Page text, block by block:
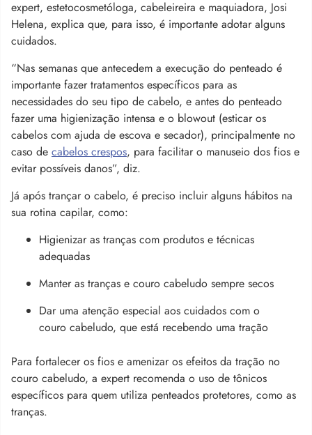
expert, estetocosmetóloga, cabeleireira e maquiadora, Josi
Helena, explica que, para isso, é importante adotar alguns
cuidados.
“Nas semanas que antecedem a execução do penteado é
importante fazer tratamentos específicos para as
necessidades do seu tipo de cabelo, e antes do penteado
fazer uma higienização intensa e o blowout (esticar os
cabelos com ajuda de escova e secador), principalmente no
caso de cabelos crespos, para facilitar o manuseio dos fios e
evitar possíveis danos”, diz.
Já após trançar o cabelo, é preciso incluir alguns hábitos na
sua rotina capilar, como:
Higienizar as tranças com produtos e técnicas
adequadas
Manter as tranças e couro cabeludo sempre secos
Dar uma atenção especial aos cuidados com o
couro cabeludo, que está recebendo uma tração
Para fortalecer os fios e amenizar os efeitos da tração no
couro cabeludo, a expert recomenda o uso de tônicos
específicos para quem utiliza penteados protetores, como as
tranças.